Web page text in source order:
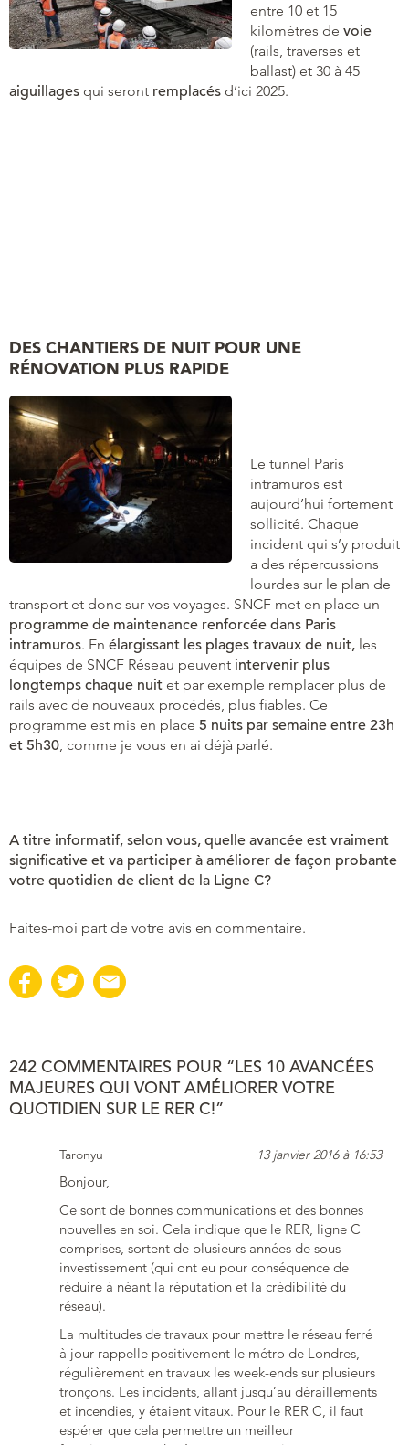
entre 10 et 15
kilomètres de voie
(rails, traverses et
ballast) et 30 à 45
aiguillages qui seront remplacés d’ici 2025.
DES CHANTIERS DE NUIT POUR UNE
RÉNOVATION PLUS RAPIDE
Le tunnel Paris
intramuros est
aujourd’hui fortement
sollicité. Chaque
incident qui s’y produit
a des répercussions
lourdes sur le plan de
transport et donc sur vos voyages. SNCF met en place un
programme de maintenance renforcée dans Paris
intramuros. En élargissant les plages travaux de nuit, les
équipes de SNCF Réseau peuvent intervenir plus
longtemps chaque nuit et par exemple remplacer plus de
rails avec de nouveaux procédés, plus fiables. Ce
programme est mis en place 5 nuits par semaine entre 23h
et 5h30 , comme je vous en ai déjà parlé.
A titre informatif, selon vous, quelle avancée est vraiment
significative et va participer à améliorer de façon probante
votre quotidien de client de la Ligne C?
Faites-moi part de votre avis en commentaire.
242 COMMENTAIRES POUR “LES 10 AVANCÉES
MAJEURES QUI VONT AMÉLIORER VOTRE
QUOTIDIEN SUR LE RER C!”
Taronyu 13 janvier 2016 à 16:53
Bonjour,
Ce sont de bonnes communications et des bonnes
nouvelles en soi. Cela indique que le RER, ligne C
comprises, sortent de plusieurs années de sous-
investissement (qui ont eu pour conséquence de
réduire à néant la réputation et la crédibilité du
réseau).
La multitudes de travaux pour mettre le réseau ferré
à jour rappelle positivement le métro de Londres,
régulièrement en travaux les week-ends sur plusieurs
tronçons. Les incidents, allant jusqu’au déraillements
et incendies, y étaient vitaux. Pour le RER C, il faut
espérer que cela permettre un meilleur